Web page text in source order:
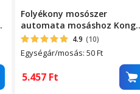
Folyékony mosószer
automata mosáshoz
Fresh Mountain -
koncentrált viszkózus
formula, intenzív friss
illat, 5 liter, 110 mosás,
mélyen tisztítja a nehéz
4.9 (10)
Egységár/mosás: 50Ft
5.457 Ft